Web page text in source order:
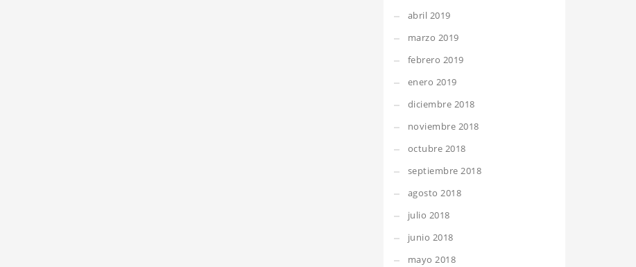
abril 2019
marzo 2019
febrero 2019
enero 2019
diciembre 2018
noviembre 2018
octubre 2018
septiembre 2018
agosto 2018
julio 2018
junio 2018
mayo 2018